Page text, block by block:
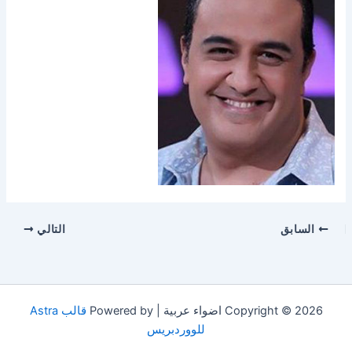
السابق التالي
Copyright © 2026 اضواء عربية | Powered by
قالب Astra
للووردبريس